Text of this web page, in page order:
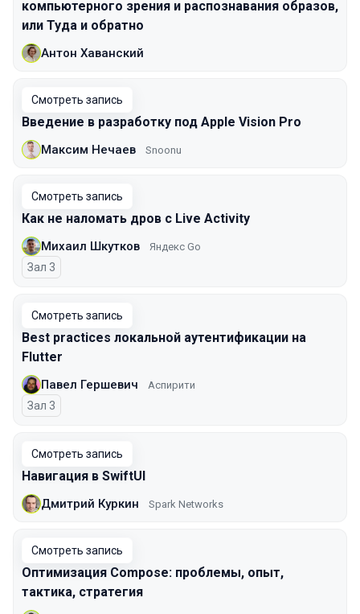
компьютерного зрения и распознавания образов,
или Туда и обратно
Антон Хаванский
Смотреть запись
Введение в разработку под Apple Vision Pro
Максим Нечаев Snoonu
Смотреть запись
Как не наломать дров с Live Activity
Михаил Шкутков Яндекс Go
Зал 3
Смотреть запись
Best practices локальной аутентификации на
Flutter
Павел Гершевич Аспирити
Зал 3
Смотреть запись
Навигация в SwiftUI
Дмитрий Куркин Spark Networks
Смотреть запись
Оптимизация Compose: проблемы, опыт,
тактика, стратегия